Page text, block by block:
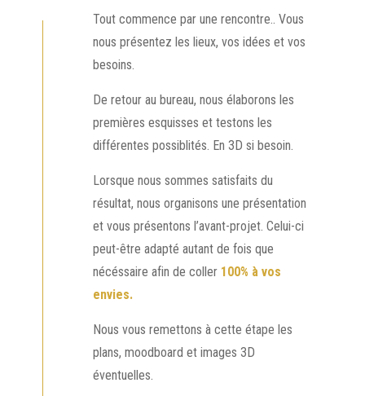
Tout commence par une rencontre.. Vous
nous présentez les lieux, vos idées et vos
besoins.
De retour au bureau, nous élaborons les
premières esquisses et testons les
différentes possiblités. En 3D si besoin.
Lorsque nous sommes satisfaits du
résultat, nous organisons une présentation
et vous présentons l’avant-projet. Celui-ci
peut-être adapté autant de fois que
nécéssaire afin de coller 100% à vos
envies.
Nous vous remettons à cette étape les
plans, moodboard et images 3D
éventuelles.